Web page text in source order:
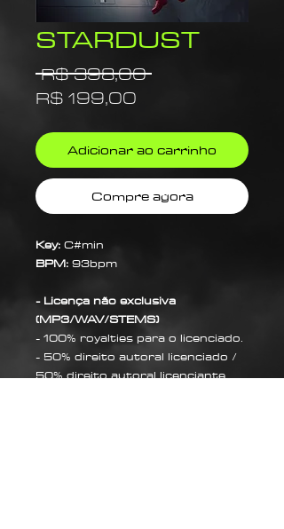
STARDUST
R$ 398,00 Preço
R$ 199,00
Adicionar ao carrinho
Compre agora
Key:C#min
BPM:93bpm
- Licença não exclusiva
(MP3/WAV/STEMS)
- 100% royalties para o licenciado.
- 50% direito autoral licenciado /
50% direito autoral licenciante